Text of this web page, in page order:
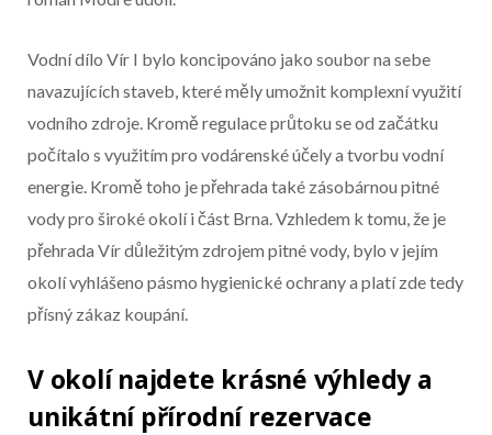
Vodní dílo Vír I bylo koncipováno jako soubor na sebe
navazujících staveb, které měly umožnit komplexní využití
vodního zdroje. Kromě regulace průtoku se od začátku
počítalo s využitím pro vodárenské účely a tvorbu vodní
energie. Kromě toho je přehrada také zásobárnou pitné
vody pro široké okolí i část Brna. Vzhledem k tomu, že je
přehrada Vír důležitým zdrojem pitné vody, bylo v jejím
okolí vyhlášeno pásmo hygienické ochrany a platí zde tedy
přísný zákaz koupání.
V okolí najdete krásné výhledy a
unikátní přírodní rezervace